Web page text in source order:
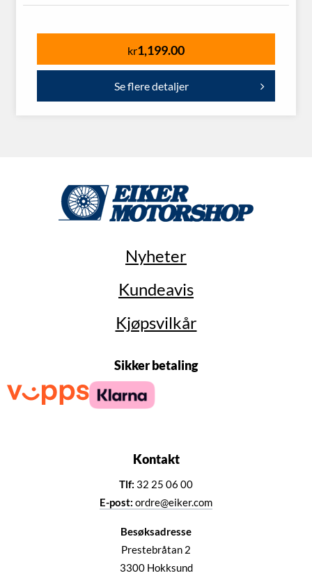
kr1,199.00
Se flere detaljer
Nyheter
Kundeavis
Kjøpsvilkår
Sikker betaling
Kontakt
Tlf: 32 25 06 00
E-post: ordre@eiker.com
Besøksadresse
Prestebråtan 2
3300 Hokksund